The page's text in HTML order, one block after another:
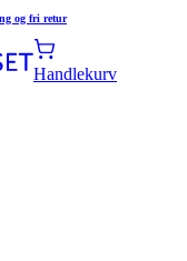
og fri retur
Handlekurv